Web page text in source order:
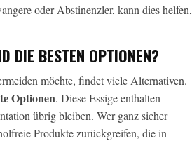
oder Abstinenzler, kann dies helfen,
DIE BESTEN OPTIONEN?
möchte, findet viele Alternativen.
Optionen. Diese Essige enthalten
übrig bleiben. Wer ganz sicher
Produkte zurückgreifen, die in